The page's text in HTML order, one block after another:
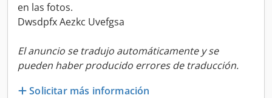
en las fotos.
Dwsdpfx Aezkc Uvefgsa
El anuncio se tradujo automáticamente y se
pueden haber producido errores de traducción.
Solicitar más información